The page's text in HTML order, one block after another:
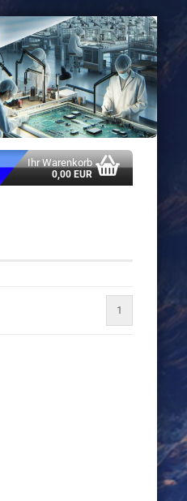
Ihr Warenkorb
0,00 EUR
1